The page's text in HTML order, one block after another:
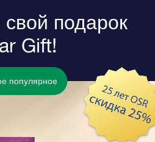
подарок
Gift!
популярное